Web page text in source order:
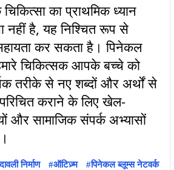
का प्राथमिक ध्यान
नहीं है, यह निश्चित रूप से
कर सकता है। पिनेकल
चिकित्सक आपके बच्चे को
तरीके से नए शब्दों और अर्थों से
कराने के लिए खेल-
और सामाजिक संपर्क अभ्यासों
निर्माण ऑटिज़्म पिनेकल ब्लूम्स नेटवर्क